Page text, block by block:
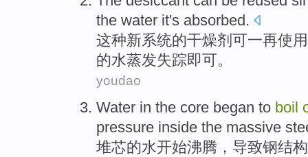
the water it's absorbed.
这种新系统的干燥剂 可一再使用
的水蒸发失踪即可。
youdao
Water in the core began to boil
pressure inside the massive
堆芯的水开始沸腾 ，导致钢结